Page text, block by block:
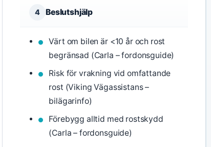
4 Beslutshjälp
Värt om bilen är <10 år och rost
begränsad (Carla – fordonsguide)
Risk för vrakning vid omfattande
rost (Viking Vägassistans –
bilägarinfo)
Förebygg alltid med rostskydd
(Carla – fordonsguide)